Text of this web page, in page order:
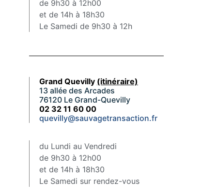
de 9h30 à 12h00
et de 14h à 18h30
Le Samedi de 9h30 à 12h
Grand Quevilly (itinéraire)
13 allée des Arcades
76120 Le Grand-Quevilly
02 32 11 60 00
quevilly@sauvagetransaction.fr
du Lundi au Vendredi
de 9h30 à 12h00
et de 14h à 18h30
Le Samedi sur rendez-vous